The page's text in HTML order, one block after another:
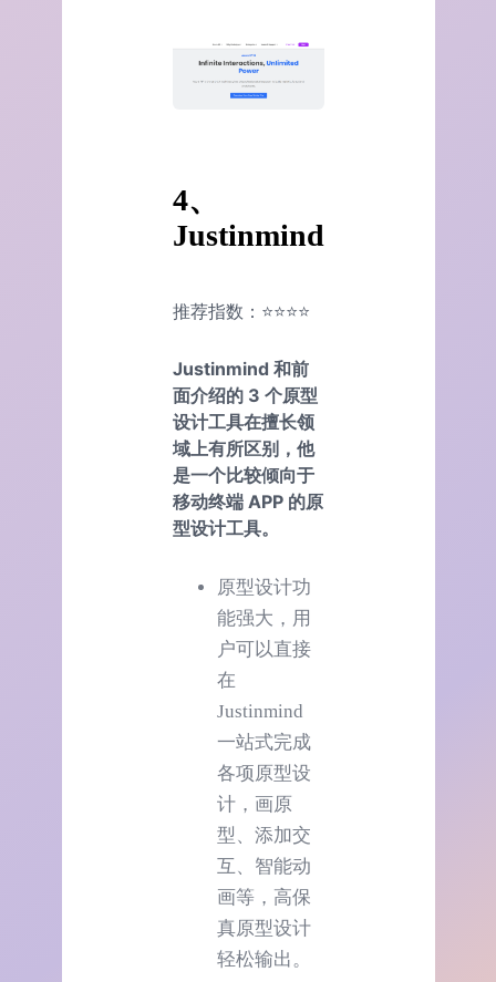
4、
Justinmind
推荐指数：⭐⭐⭐⭐
Justinmind 和前
面介绍的 3 个原型
设计工具在擅长领
域上有所区别，他
是一个比较倾向于
移动终端 APP 的原
型设计工具。
原型设计功
能强大，用
户可以直接
在
Justinmind
一站式完成
各项原型设
计，画原
型、添加交
互、智能动
画等，高保
真原型设计
轻松输出。